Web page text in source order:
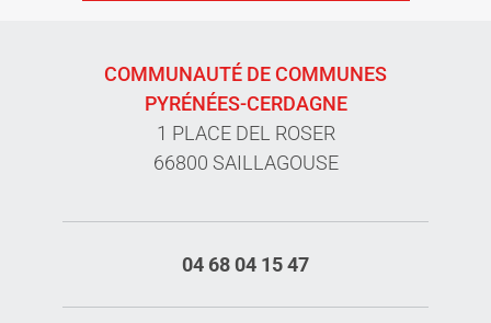
COMMUNAUTÉ DE COMMUNES
PYRÉNÉES-CERDAGNE
1 PLACE DEL ROSER
66800 SAILLAGOUSE
04 68 04 15 47